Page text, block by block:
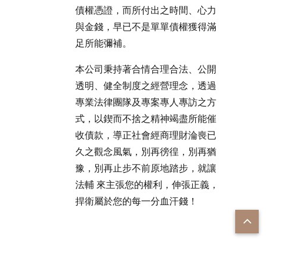
債權憑證，而所付出之時間、心力
與金錢，早已不是單單債權獲得滿
足所能彌補。
本公司秉持著合情合理合法、公開
透明、健全制度之經營理念，透過
專業法律團隊及專案專人專訪之方
式，以鍥而不捨之精神竭盡所能催
收債款，導正社會經商理財淪喪已
久之觀念風氣，別再徬徨，別再猶
豫，別再止步不前原地踏步，就讓
法輔 來主張您的權利，伸張正義，
捍衛屬於您的每一分血汗錢！